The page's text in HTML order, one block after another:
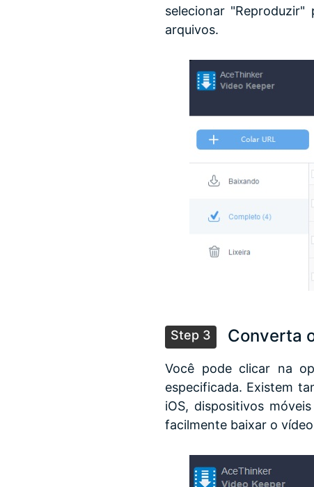
selecionar
arquivos.
Step 3 Converta
Você pode clicar na
especificada. Existem
iOS, dispositivos
facilmente baixar o